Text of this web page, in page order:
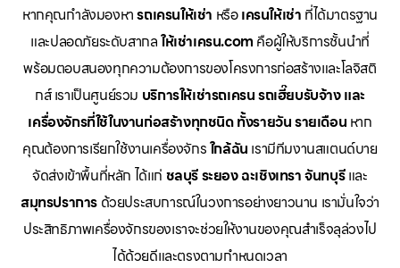
หากคุณกำลังมองหารถเครนให้เช่า หรือเครนให้เช่า ที่ได้มาตรฐาน
และปลอดภัยระดับสากลให้เช่าเครน.com คือผู้ให้บริการชั้นนำที่
พร้อมตอบสนองทุกความต้องการของโครงการก่อสร้างและโลจิสติ
กส์ เราเป็นศูนย์รวม บริการให้เช่ารถเครน รถเฮี๊ยบรับจ้าง และ
เครื่องจักรที่ใช้ในงานก่อสร้างทุกชนิด ทั้งรายวัน รายเดือน หาก
คุณต้องการเรียกใช้งานเครื่องจักรใกล้ฉัน เรามีทีมงานสแตนด์บาย
จัดส่งเข้าพื้นที่หลัก ได้แก่ ชลบุรี ระยอง ฉะเชิงเทรา จันทบุรีและ
สมุทรปราการด้วยประสบการณ์ในวงการอย่างยาวนาน เรามั่นใจว่า
ประสิทธิภาพเครื่องจักรของเราจะช่วยให้งานของคุณสำเร็จลุล่วงไป
ได้ด้วยดีและตรงตามกำหนดเวลา